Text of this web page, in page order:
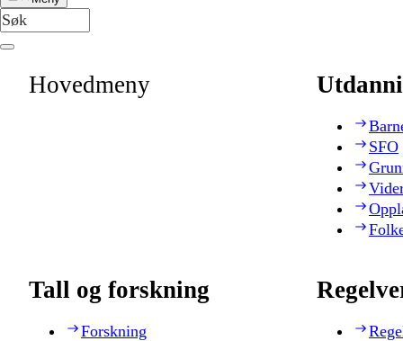
Hovedmeny
SFO
Tall og forskning
Forskning